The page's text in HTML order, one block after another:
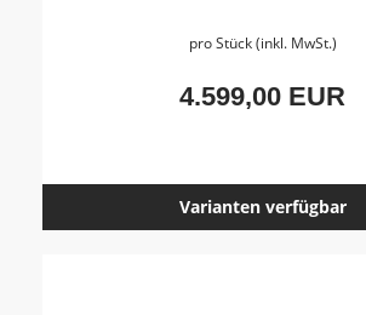
pro Stück (inkl. MwSt.)
4.599,00 EUR
Varianten verfügbar